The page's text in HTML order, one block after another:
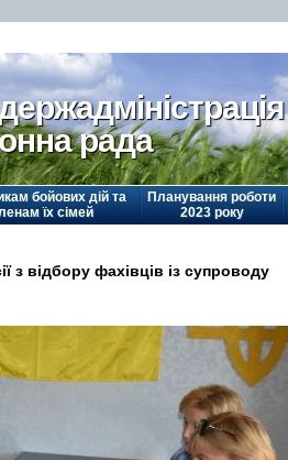
рада
бойових дій та
їх сімей
Планування роботи
2023 року
з відбору фахівців із супроводу